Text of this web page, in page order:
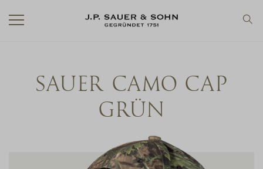
SAUER CAMO CAP
GRÜN